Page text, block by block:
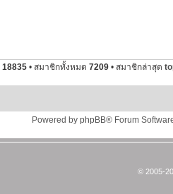
18835 • สมาชิกทั้งหมด 7209 • สมาชิกล่าสุด
Powered by phpBB® Forum
© 2005-